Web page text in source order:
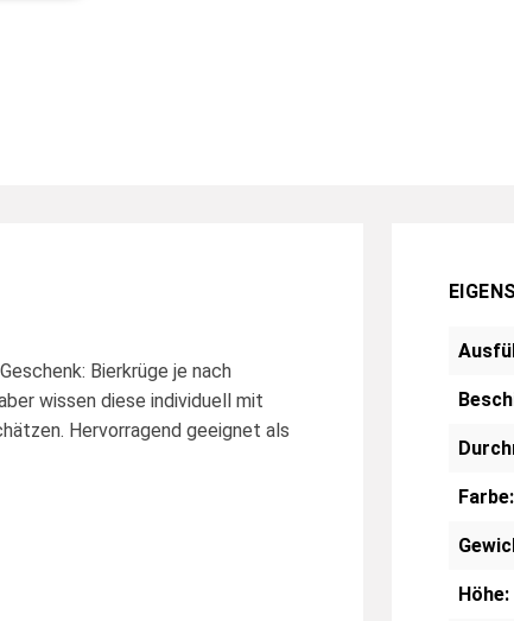
Bierkrüge je nach
wissen diese individuell mit
Hervorragend geeignet als
Farbe:
Höhe: